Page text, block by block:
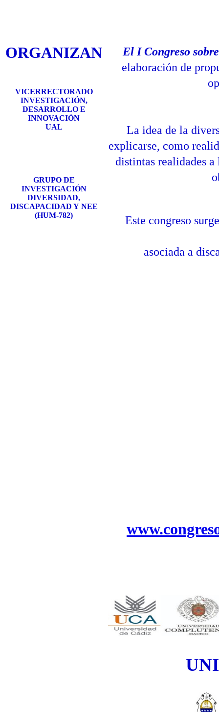
ORGANIZAN
VICERRECTORADO
INVESTIGACIÓN,
DESARROLLO E
INNOVACIÓN
UAL
GRUPO DE
INVESTIGACIÓN
DIVERSIDAD,
DISCAPACIDAD Y NEE
(HUM-782)
El I Congreso
elaboración de
La idea de la
explicarse, como
distintas realidades
Este congreso
asociada a